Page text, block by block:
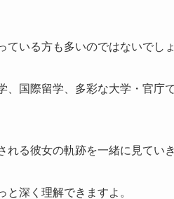
いる方も多いのではないでしょ
国際留学、多彩な大学・官庁
る彼女の軌跡を一緒に見てい
深く理解できますよ。